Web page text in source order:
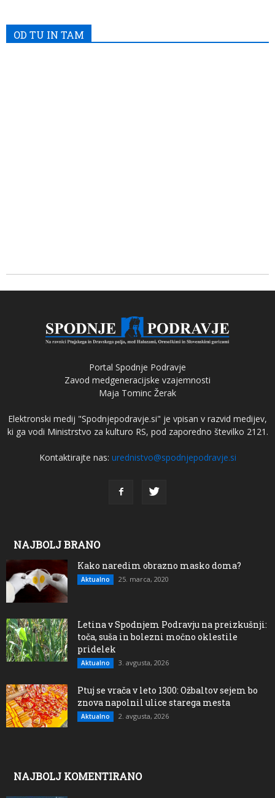
OD TU IN TAM
Portal Spodnje Podravje
Zavod medgeneracijske vzajemnosti
Maja Tominc Žerak
Elektronski medij "Spodnjepodravje.si" je vpisan v razvid medijev,
ki ga vodi Ministrstvo za kulturo RS, pod zaporedno številko 2121.
Kontaktirajte nas: urednistvo@spodnjepodravje.si
NAJBOLJ BRANO
Kako naredim obrazno masko doma?
Aktualno 25. marca, 2020
Letina v Spodnjem Podravju na preizkušnji:
toča, suša in bolezni močno oklestile
pridelek
Aktualno 3. avgusta, 2026
Ptuj se vrača v leto 1300: Ožbaltov sejem bo
znova napolnil ulice starega mesta
Aktualno 2. avgusta, 2026
NAJBOLJ KOMENTIRANO